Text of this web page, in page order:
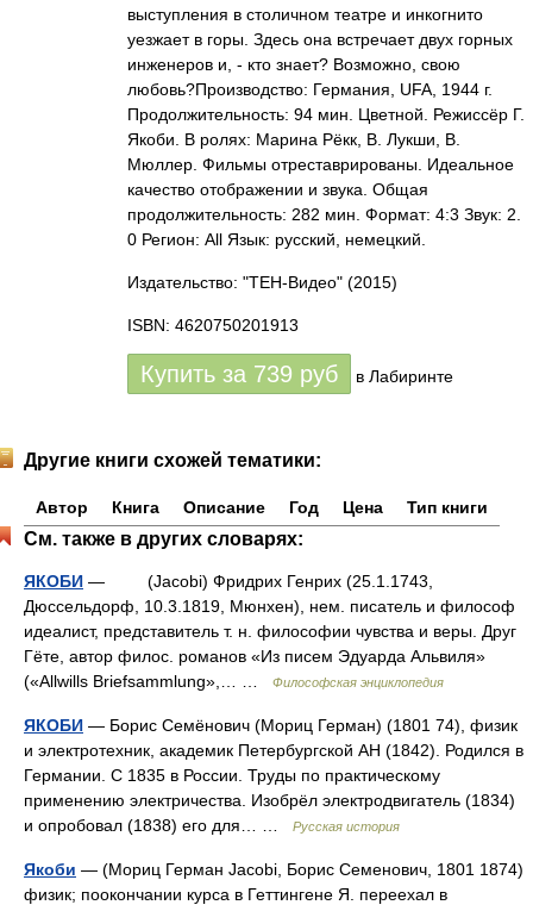
выступления в столичном театре и инкогнито
уезжает в горы. Здесь она встречает двух горных
инженеров и, - кто знает? Возможно, свою
любовь?Производство: Германия, UFA, 1944 г.
Продолжительность: 94 мин. Цветной. Режиссёр Г.
Якоби. В ролях: Марина Рёкк, В. Лукши, В.
Мюллер. Фильмы отреставрированы. Идеальное
качество отображении и звука. Общая
продолжительность: 282 мин. Формат: 4:3 Звук: 2.
0 Регион: All Язык: русский, немецкий.
Издательство: "ТЕН-Видео" (2015)
ISBN: 4620750201913
Купить за 739 руб в Лабиринте
Другие книги схожей тематики:
Автор Книга Описание Год Цена Тип книги
См. также в других словарях:
ЯКОБИ — (Jacobi) Фридрих Генрих (25.1.1743,
Дюссельдорф, 10.3.1819, Мюнхен), нем. писатель и философ
идеалист, представитель т. н. философии чувства и веры. Друг
Гёте, автор филос. романов «Из писем Эдуарда Альвиля»
(«Allwills Briefsammlung»,… …
Философская энциклопедия
ЯКОБИ — Борис Семёнович (Мориц Герман) (1801 74), физик
и электротехник, академик Петербургской АН (1842). Родился в
Германии. С 1835 в России. Труды по практическому
применению электричества. Изобрёл электродвигатель (1834)
и опробовал (1838) его для… …
Русская история
Якоби — (Мориц Герман Jacobi, Борис Семенович, 1801 1874)
физик; поокончании курса в Геттингене Я. переехал в